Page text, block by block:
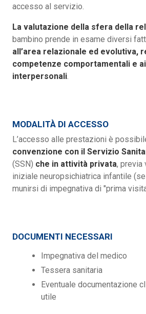
accesso al servizio.
La valutazione della sfera della
bambino prende in esame diversi
all’area relazionale ed evolutiva,
competenze comportamentali e
interpersonali.
MODALITÀ DI ACCESSO
L’accesso alle prestazioni è
convenzione con il Servizio
(SSN) che in attività privata, previa
iniziale neuropsichiatrica infantile
munirsi di impegnativa di "prima
DOCUMENTI NECESSARI
Impegnativa del medico
Tessera sanitaria
Eventuale documentazione
utile